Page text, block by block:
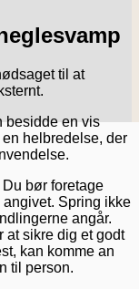
til at
besidde en vis
helbredelse, der
bør foretage
Spring ikke
angår.
at sikre dig et godt
kan komme an
til person.